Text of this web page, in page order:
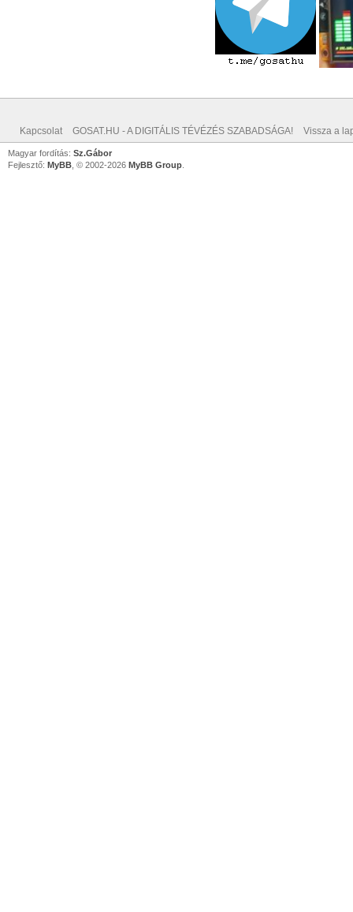
Kapcsolat GOSAT.HU - A DIGITÁLIS TÉVÉZÉS SZABADSÁGA! Vissza a
Magyar fordítás: Sz.Gábor
Fejlesztő: MyBB , © 2002-2026 MyBB Group